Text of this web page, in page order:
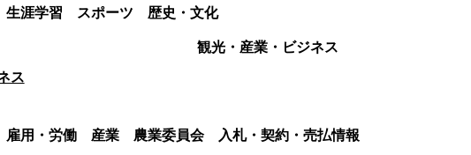
生涯学習 スポーツ
歴史・文化
観光・産業・ビジネス
ス
雇用・労働 産業 農業委員会
入札・契約・売払情報